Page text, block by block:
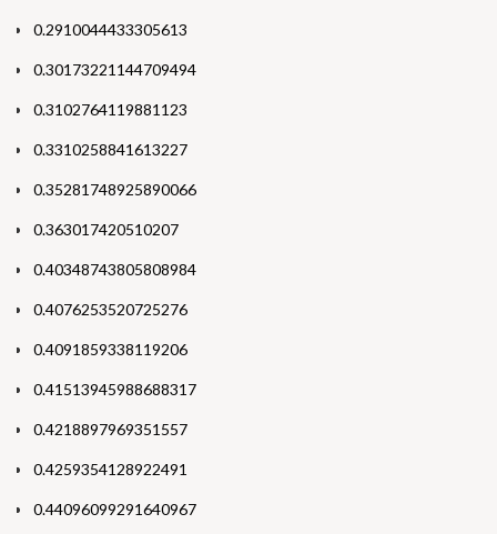
0.2910044433305613
0.30173221144709494
0.3102764119881123
0.3310258841613227
0.35281748925890066
0.363017420510207
0.40348743805808984
0.4076253520725276
0.4091859338119206
0.41513945988688317
0.4218897969351557
0.4259354128922491
0.44096099291640967